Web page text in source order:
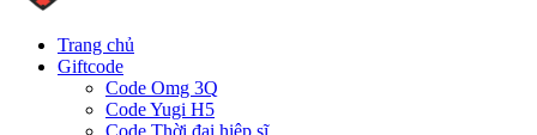
Trang chủ
Giftcode
Code Omg 3Q
Code Yugi H5
Code Thời đại hiệp sĩ